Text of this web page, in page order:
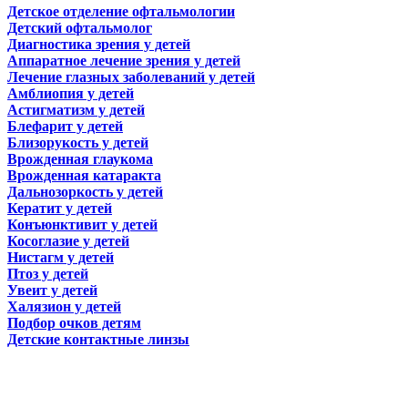
Детское отделение офтальмологии
Детский офтальмолог
Диагностика зрения у детей
Аппаратное лечение зрения у детей
Лечение глазных заболеваний у детей
Амблиопия у детей
Астигматизм у детей
Блефарит у детей
Близорукость у детей
Врожденная глаукома
Врожденная катаракта
Дальнозоркость у детей
Кератит у детей
Конъюнктивит у детей
Косоглазие у детей
Нистагм у детей
Птоз у детей
Увеит у детей
Халязион у детей
Подбор очков детям
Детские контактные линзы